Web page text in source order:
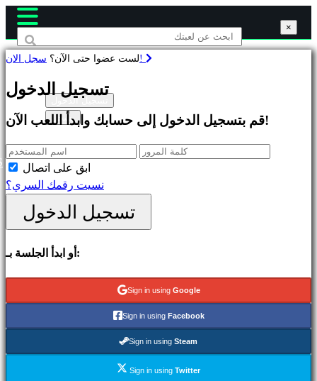
ألعاب
متميز
الإصدارات
الجديدة
لعب
مجاني
التصنيفات
العاب
المغامرات
تسجيل الدخول
يسجل
×
لست عضوا حتى الآن؟سجل الان!
تسجيل الدخول
قم بتسجيل الدخول إلى حسابك وابدأ اللعب الآن!
ابق على اتصال
نسيت رقمك السري؟
تسجيل الدخول
أو ابدأ الجلسة بـ:
Sign in using Google
Sign in using Facebook
Sign in using Steam
Sign in using Twitter
×
×